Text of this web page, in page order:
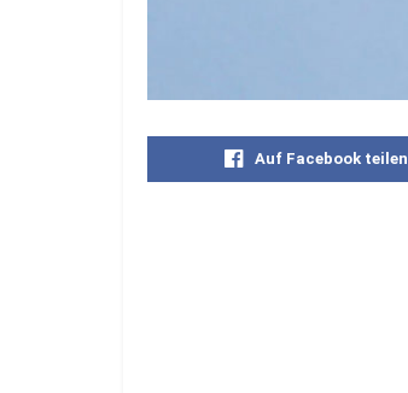
Auf Facebook teilen